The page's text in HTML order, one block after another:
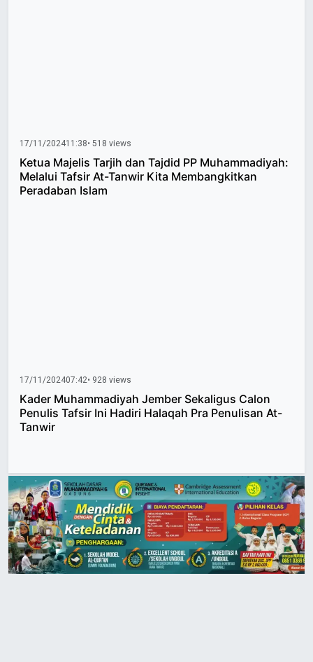
17/11/202411:38• 518 views
Ketua Majelis Tarjih dan Tajdid PP Muhammadiyah:
Melalui Tafsir At-Tanwir Kita Membangkitkan
Peradaban Islam
17/11/202407:42• 928 views
Kader Muhammadiyah Jember Sekaligus Calon
Penulis Tafsir Ini Hadiri Halaqah Pra Penulisan At-
Tanwir